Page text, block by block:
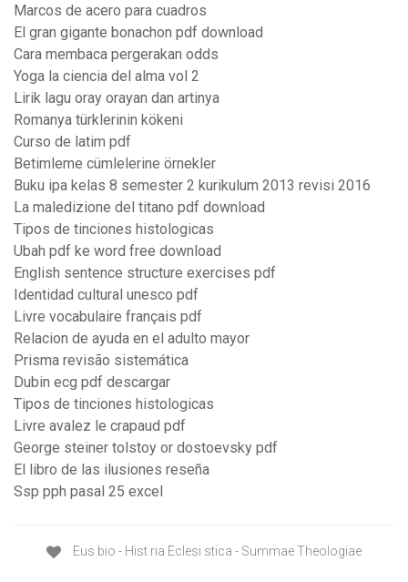
Marcos de acero para cuadros
El gran gigante bonachon pdf download
Cara membaca pergerakan odds
Yoga la ciencia del alma vol 2
Lirik lagu oray orayan dan artinya
Romanya türklerinin kökeni
Curso de latim pdf
Betimleme cümlelerine örnekler
Buku ipa kelas 8 semester 2 kurikulum 2013 revisi 2016
La maledizione del titano pdf download
Tipos de tinciones histologicas
Ubah pdf ke word free download
English sentence structure exercises pdf
Identidad cultural unesco pdf
Livre vocabulaire français pdf
Relacion de ayuda en el adulto mayor
Prisma revisão sistemática
Dubin ecg pdf descargar
Tipos de tinciones histologicas
Livre avalez le crapaud pdf
George steiner tolstoy or dostoevsky pdf
El libro de las ilusiones reseña
Ssp pph pasal 25 excel
Eus bio - Hist ria Eclesi stica - Summae Theologiae